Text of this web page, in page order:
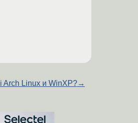
Arch Linux и WinXP?→